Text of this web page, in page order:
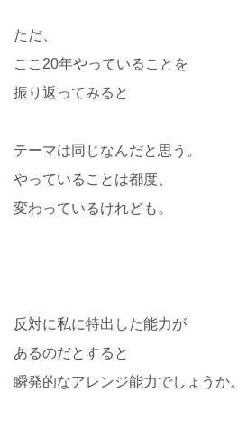
ただ、
ここ20年やっていることを
振り返ってみると
テーマは同じなんだと思う。
やっていることは都度、
変わっているけれども。
反対に私に特出した能力が
あるのだとすると
瞬発的なアレンジ能力でしょうか。